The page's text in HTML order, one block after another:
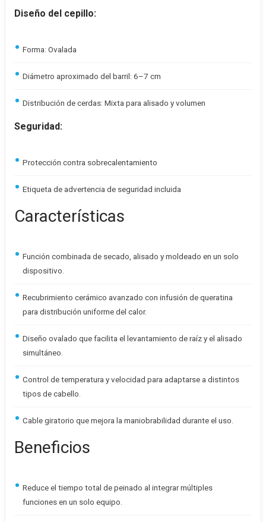
Diseño del cepillo:
Forma: Ovalada
Diámetro aproximado del barril: 6–7 cm
Distribución de cerdas: Mixta para alisado y volumen
Seguridad:
Protección contra sobrecalentamiento
Etiqueta de advertencia de seguridad incluida
Características
Función combinada de secado, alisado y moldeado en un solo
dispositivo.
Recubrimiento cerámico avanzado con infusión de queratina
para distribución uniforme del calor.
Diseño ovalado que facilita el levantamiento de raíz y el alisado
simultáneo.
Control de temperatura y velocidad para adaptarse a distintos
tipos de cabello.
Cable giratorio que mejora la maniobrabilidad durante el uso.
Beneficios
Reduce el tiempo total de peinado al integrar múltiples
funciones en un solo equipo.